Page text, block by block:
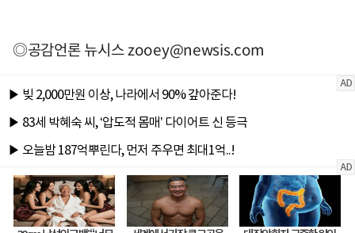
◎공감언론 뉴시스zooey@newsis.com